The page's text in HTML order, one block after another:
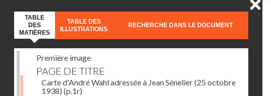
TABLE
DES
MATIÈRES
TABLE DES
ILLUSTRATIONS
RECHERCHE DANS LE DOCUMENT
Première image
PAGE DE TITRE
Carte d'André Wahl adressée à Jean Sénelier (25 octobre
1938) (p.1r)